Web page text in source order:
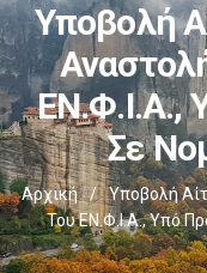
Υποβολή
ΕΝ.Φ.Ι.Α.,
Σε
Αρχική /
Υποβολή
Του ΕΝ.Φ.Ι.Α., Υπό